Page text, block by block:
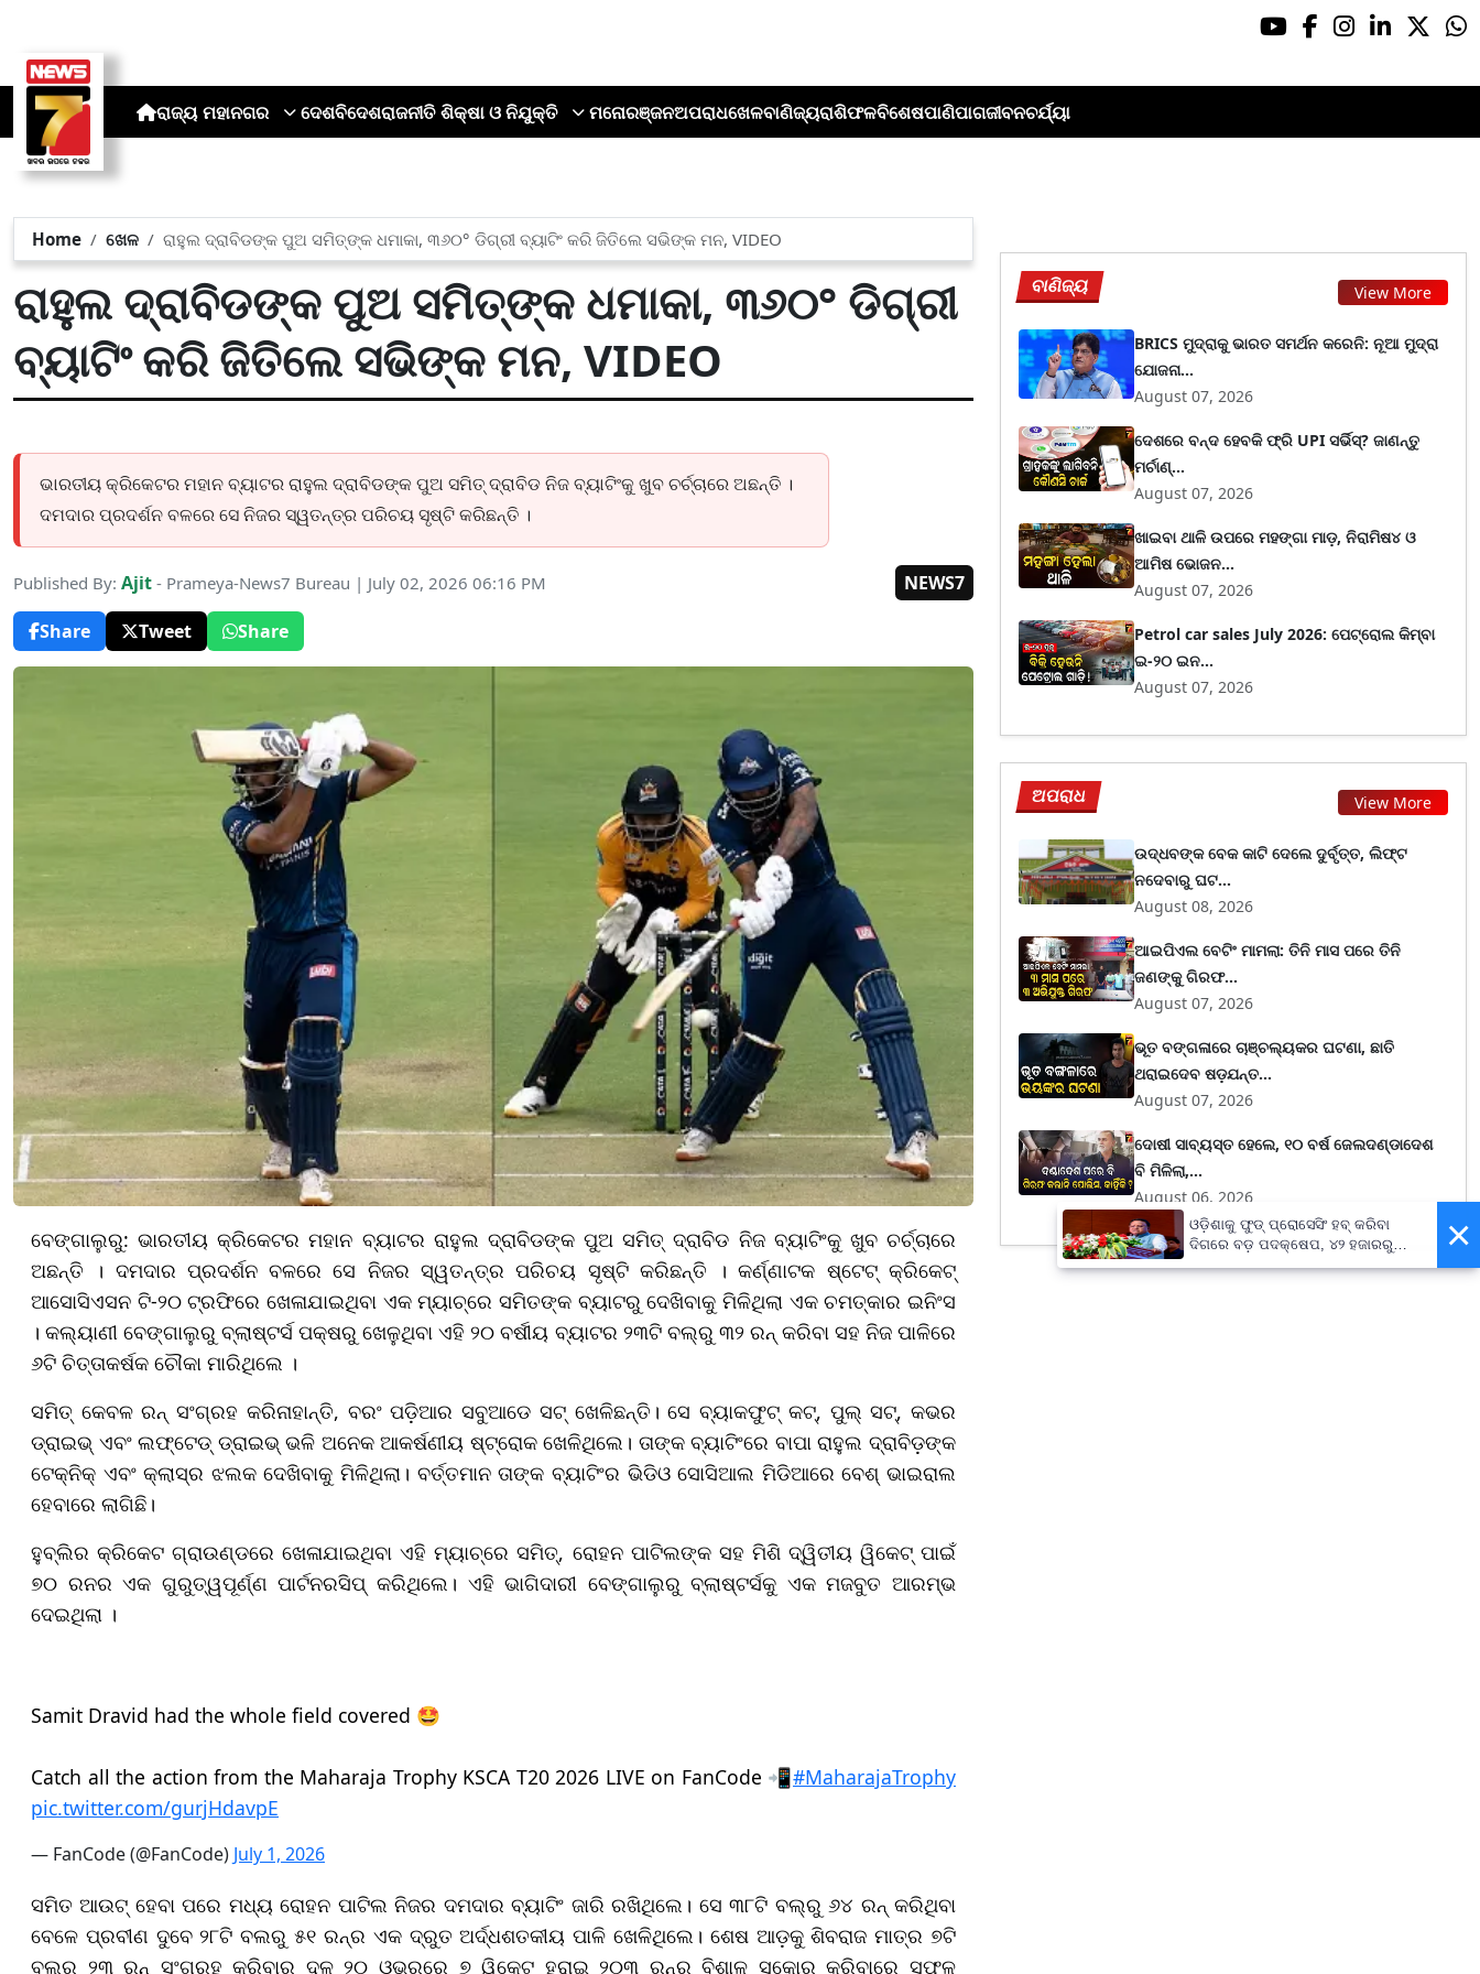
ରାଜ୍ୟ ମହାନଗର ଦେଶବିଦେଶରାଜନୀତି ଶିକ୍ଷା ଓ ନିଯୁକ୍ତି ମନୋରଞ୍ଜନଅପରାଧଖେଳବାଣିଜ୍ୟରାଶିଫଳବିଶେଷପାଣିପାଗଜୀବନଚର୍ଯ୍ୟା
Home ଖେଳ ରାହୁଲ ଦ୍ରାବିଡଙ୍କ ପୁଅ ସମିତ୍‌ଙ୍କ ଧମାକା, ୩୬୦° ଡିଗ୍ରୀ ବ୍ୟାଟିଂ କରି ଜିତିଲେ ସଭିଙ୍କ ମନ, VIDEO
ରାହୁଲ ଦ୍ରାବିଡଙ୍କ ପୁଅ ସମିତ୍‌ଙ୍କ ଧମାକା, ୩୬୦° ଡିଗ୍ରୀ
ବ୍ୟାଟିଂ କରି ଜିତିଲେ ସଭିଙ୍କ ମନ, VIDEO
ଭାରତୀୟ କ୍ରିକେଟର ମହାନ ବ୍ୟାଟର ରାହୁଲ ଦ୍ରାବିଡଙ୍କ ପୁଅ ସମିତ୍ ଦ୍ରାବିଡ ନିଜ ବ୍ୟାଟିଂକୁ ଖୁବ ଚର୍ଚ୍ଚାରେ ଅଛନ୍ତି ।
ଦମଦାର ପ୍ରଦର୍ଶନ ବଳରେ ସେ ନିଜର ସ୍ୱତନ୍ତ୍ର ପରିଚୟ ସୃଷ୍ଟି କରିଛନ୍ତି ।
Published By: Ajit - Prameya-News7 Bureau | July 02, 2026 06:16 PM
NEWS7
Share
Tweet Share
ବେଙ୍ଗାଲୁରୁ: ଭାରତୀୟ କ୍ରିକେଟର ମହାନ ବ୍ୟାଟର ରାହୁଲ ଦ୍ରାବିଡଙ୍କ ପୁଅ ସମିତ୍ ଦ୍ରାବିଡ ନିଜ ବ୍ୟାଟିଂକୁ ଖୁବ ଚର୍ଚ୍ଚାରେ
ଅଛନ୍ତି । ଦମଦାର ପ୍ରଦର୍ଶନ ବଳରେ ସେ ନିଜର ସ୍ୱତନ୍ତ୍ର ପରିଚୟ ସୃଷ୍ଟି କରିଛନ୍ତି । କର୍ଣ୍ଣାଟକ ଷ୍ଟେଟ୍ କ୍ରିକେଟ୍
ଆସୋସିଏସନ ଟି-୨୦ ଟ୍ରଫିରେ ଖେଳାଯାଇଥିବା ଏକ ମ୍ୟାଚ୍‌ରେ ସମିତଙ୍କ ବ୍ୟାଟରୁ ଦେଖିବାକୁ ମିଳିଥିଲା ଏକ ଚମତ୍କାର ଇନିଂସ
। କଲ୍ୟାଣୀ ବେଙ୍ଗାଲୁରୁ ବ୍ଲାଷ୍ଟର୍ସ ପକ୍ଷରୁ ଖେଳୁଥିବା ଏହି ୨୦ ବର୍ଷୀୟ ବ୍ୟାଟର ୨୩ଟି ବଲ୍‌ରୁ ୩୨ ରନ୍ କରିବା ସହ ନିଜ ପାଳିରେ
୬ଟି ଚିତ୍ତାକର୍ଷକ ଚୌକା ମାରିଥିଲେ ।
ସମିତ୍ କେବଳ ରନ୍ ସଂଗ୍ରହ କରିନାହାନ୍ତି, ବରଂ ପଡ଼ିଆର ସବୁଆଡେ ସଟ୍ ଖେଳିଛନ୍ତି। ସେ ବ୍ୟାକଫୁଟ୍ କଟ୍, ପୁଲ୍ ସଟ୍, କଭର
ଡ୍ରାଇଭ୍ ଏବଂ ଲଫ୍ଟେଡ୍ ଡ୍ରାଇଭ୍ ଭଳି ଅନେକ ଆକର୍ଷଣୀୟ ଷ୍ଟ୍ରୋକ ଖେଳିଥିଲେ। ତାଙ୍କ ବ୍ୟାଟିଂରେ ବାପା ରାହୁଲ ଦ୍ରାବିଡ଼ଙ୍କ
ଟେକ୍ନିକ୍ ଏବଂ କ୍ଲାସ୍‌ର ଝଲକ ଦେଖିବାକୁ ମିଳିଥିଲା। ବର୍ତ୍ତମାନ ତାଙ୍କ ବ୍ୟାଟିଂର ଭିଡିଓ ସୋସିଆଲ ମିଡିଆରେ ବେଶ୍ ଭାଇରାଲ
ହେବାରେ ଲାଗିଛି।
ହୁବ୍‌ଲିର କ୍ରିକେଟ ଗ୍ରାଉଣ୍ଡରେ ଖେଳାଯାଇଥିବା ଏହି ମ୍ୟାଚ୍‌ରେ ସମିତ୍, ରୋହନ ପାଟିଲଙ୍କ ସହ ମିଶି ଦ୍ୱିତୀୟ ୱିକେଟ୍ ପାଇଁ
୭୦ ରନର ଏକ ଗୁରୁତ୍ୱପୂର୍ଣ୍ଣ ପାର୍ଟନରସିପ୍ କରିଥିଲେ। ଏହି ଭାଗିଦାରୀ ବେଙ୍ଗାଲୁରୁ ବ୍ଲାଷ୍ଟର୍ସକୁ ଏକ ମଜବୁତ ଆରମ୍ଭ
ଦେଇଥିଲା ।
Samit Dravid had the whole field covered 🤩
Catch all the action from the Maharaja Trophy KSCA T20 2026 LIVE on FanCode 📲#MaharajaTrophy
pic.twitter.com/gurjHdavpE
— FanCode (@FanCode) July 1, 2026
ସମିତ ଆଉଟ୍ ହେବା ପରେ ମଧ୍ୟ ରୋହନ ପାଟିଲ ନିଜର ଦମଦାର ବ୍ୟାଟିଂ ଜାରି ରଖିଥିଲେ। ସେ ୩୮ଟି ବଲ୍‌ରୁ ୬୪ ରନ୍ କରିଥିବା
ବେଳେ ପ୍ରବୀଣ ଦୁବେ ୨୮ଟି ବଲରୁ ୫୧ ରନ୍‌ର ଏକ ଦ୍ରୁତ ଅର୍ଦ୍ଧଶତକୀୟ ପାଳି ଖେଳିଥିଲେ। ଶେଷ ଆଡ଼କୁ ଶିବରାଜ ମାତ୍ର ୭ଟି
ବଲ୍‌ରୁ ୨୩ ରନ୍ ସଂଗ୍ରହ କରିବାରୁ ଦଳ ୨୦ ଓଭରରେ ୭ ୱିକେଟ୍ ହରାଇ ୨୦୩ ରନ୍‌ର ବିଶାଳ ସ୍କୋର କରିବାରେ ସଫଳ
ବାଣିଜ୍ୟ View More
BRICS ମୁଦ୍ରାକୁ ଭାରତ ସମର୍ଥନ କରେନି: ନୂଆ ମୁଦ୍ରା
ଯୋଜନା...
August 07, 2026
ଦେଶରେ ବନ୍ଦ ହେବକି ଫ୍ରି UPI ସର୍ଭିସ୍? ଜାଣନ୍ତୁ
ମର୍ଚାଣ୍...
August 07, 2026
ଖାଇବା ଥାଳି ଉପରେ ମହଙ୍ଗା ମାଡ଼, ନିରାମିଷ୪ ଓ
ଆମିଷ ଭୋଜନ...
August 07, 2026
Petrol car sales July 2026: ପେଟ୍ରୋଲ କିମ୍ବା
ଇ-୨୦ ଇନ...
August 07, 2026
ଅପରାଧ View More
ଉଦ୍ଧବଙ୍କ ବେକ କାଟି ଦେଲେ ଦୁର୍ବୃତ୍ତ, ଲିଫ୍ଟ
ନଦେବାରୁ ଘଟ...
August 08, 2026
ଆଇପିଏଲ ବେଟିଂ ମାମଲା: ତିନି ମାସ ପରେ ତିନି
ଜଣଙ୍କୁ ଗିରଫ...
August 07, 2026
ଭୂତ ବଙ୍ଗଳାରେ ଚାଞ୍ଚଲ୍ୟକର ଘଟଣା, ଛାତି
ଥରାଇଦେବ ଷଡ଼ଯନ୍ତ...
August 07, 2026
ଦୋଷୀ ସାବ୍ୟସ୍ତ ହେଲେ, ୧୦ ବର୍ଷ ଜେଲଦଣ୍ଡାଦେଶ
ବି ମିଳିଲା,...
August 06, 2026
×
ଓଡ଼ିଶାକୁ ଫୁଡ୍ ପ୍ରୋସେସିଂ ହବ୍ କରିବା
ଦିଗରେ ବଡ଼ ପଦକ୍ଷେପ, ୪୨ ହଜାରରୁ